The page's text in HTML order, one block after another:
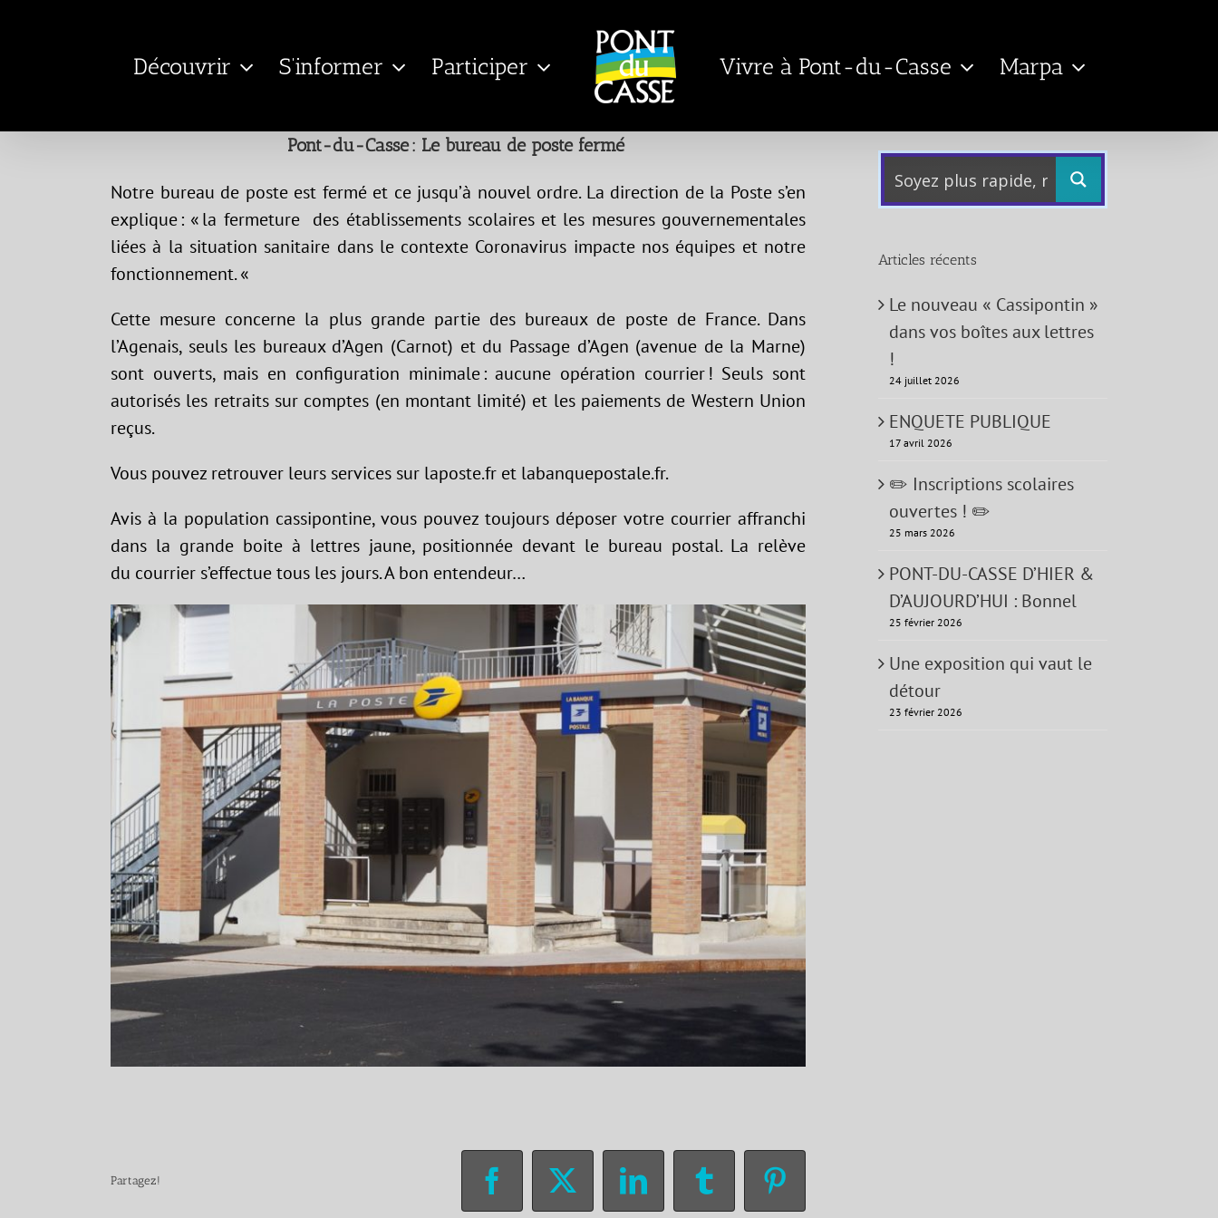
Découvrir S’informer Participer Vivre à Pont-du-Casse Marpa
Pont-du-Casse : Le bureau de poste fermé
Notre bureau de poste est fermé et ce jusqu’à nouvel ordre. La direction de la Poste s’en
explique : « la fermeture des établissements scolaires et les mesures gouvernementales
liées à la situation sanitaire dans le contexte Coronavirus impacte nos équipes et notre
fonctionnement. «
Cette mesure concerne la plus grande partie des bureaux de poste de France. Dans
l’Agenais, seuls les bureaux d’Agen (Carnot) et du Passage d’Agen (avenue de la Marne)
sont ouverts, mais en configuration minimale : aucune opération courrier ! Seuls sont
autorisés les retraits sur comptes (en montant limité) et les paiements de Western Union
reçus.
Vous pouvez retrouver leurs services sur laposte.fr et labanquepostale.fr.
Avis à la population cassipontine, vous pouvez toujours déposer votre courrier affranchi
dans la grande boite à lettres jaune, positionnée devant le bureau postal. La relève
du courrier s’effectue tous les jours. A bon entendeur…
Partagez! Facebook
X LinkedInTumblrPinterest
Articles récents
Le nouveau « Cassipontin »
dans vos boîtes aux lettres
!
24 juillet 2026
ENQUETE PUBLIQUE
17 avril 2026
✏️ Inscriptions scolaires
ouvertes ! ✏️
25 mars 2026
PONT-DU-CASSE D’HIER &
D’AUJOURD’HUI : Bonnel
25 février 2026
Une exposition qui vaut le
détour
23 février 2026